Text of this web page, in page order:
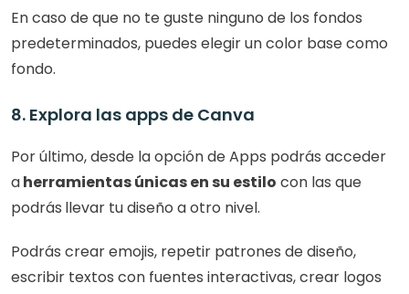
En caso de que no te guste ninguno de los fondos
predeterminados, puedes elegir un color base como
fondo.
8. Explora las apps de Canva
Por último, desde la opción de Apps podrás acceder
a herramientas únicas en su estilo con las que
podrás llevar tu diseño a otro nivel.
Podrás crear emojis, repetir patrones de diseño,
escribir textos con fuentes interactivas, crear logos